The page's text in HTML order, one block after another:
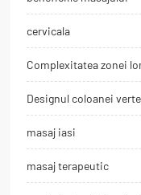
cervicala
Complexitatea zonei
Designul coloanei
masaj iasi
masaj terapeutic